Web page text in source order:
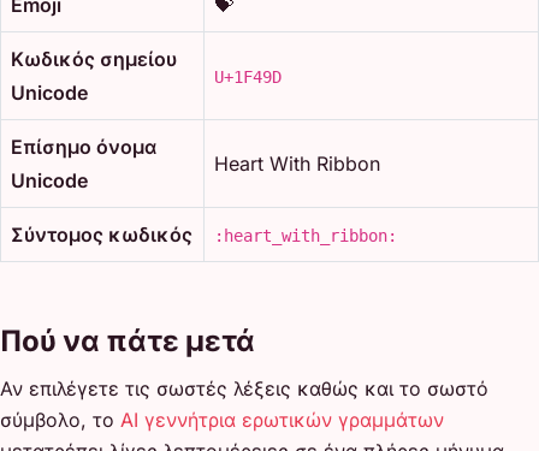
Κωδικός σημείου
Unicode
U+1F49D
Επίσημο όνομα
Unicode
Heart With Ribbon
Σύντομος κωδικός :heart_with_ribbon:
Πού να πάτε μετά
Αν επιλέγετε τις σωστές λέξεις καθώς και το σωστό
σύμβολο, το AI γεννήτρια ερωτικών γραμμάτων